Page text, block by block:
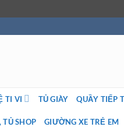
TI VI TỦ GIÀY QUẦY TIẾP
TỦ SHOP GIƯỜNG XE TRẺ EM